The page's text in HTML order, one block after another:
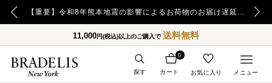
【重要】日本郵便の障害による配送への影響についてのお詫び 【重要】令和8年熊本地震の影響によるお荷物のお届け遅延について
11,000円(税込)以上のご購入で送料無料
カート
0
お気に入り
探す メニュー